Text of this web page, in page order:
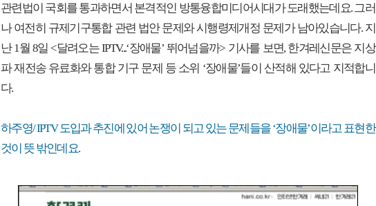
관련법이 국회를 통과하면서 본격적인 방통융합미디어시대가 도래했는데요. 그러
나 여전히 규제기구통합 관련 법안 문제와 시행령제개정 문제가 남아있습니다. 지
난 1월 8일 <달려오는 IPTV...‘장애물’ 뛰어넘을까> 기사를 보면, 한겨레신문은 지상
파 재전송 유료화와 통합 기구 문제 등 소위 ‘장애물’들이 산적해 있다고 지적합니
다.
하주영/ IPTV 도입과 추진에 있어 논쟁이 되고 있는 문제들을 ‘장애물’이라고 표현한
것이 뜻 밖인데요.